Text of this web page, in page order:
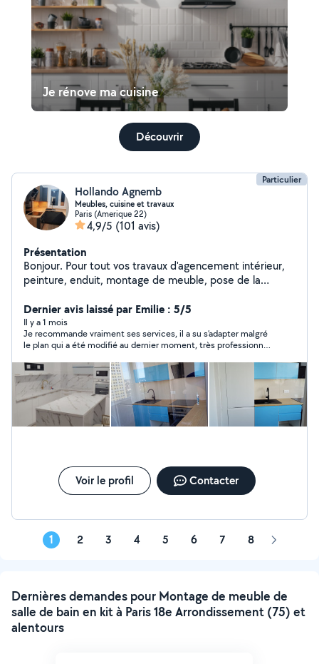
Je rénove ma cuisine
Découvrir
Particulier
Hollando Agnemb
Meubles, cuisine et travaux
Paris (Amerique 22)
4,9/5 (101 avis)
Présentation
Bonjour. Pour tout vos travaux d'agencement intérieur,
peinture, enduit, montage de meuble, pose de la
pour votre confiance
Dernier avis laissé par Emilie : 5/5
Il y a 1 mois
Je recommande vraiment ses services, il a su s’adapter malgré
le plan qui a été modifié au dernier moment, très professionnel
vous.
Voir le profil Contacter
1 2 3 4 5 6 7 8 Page
Dernières demandes pour Montage de meuble de
salle de bain en kit à Paris 18e Arrondissement (75) et
alentours